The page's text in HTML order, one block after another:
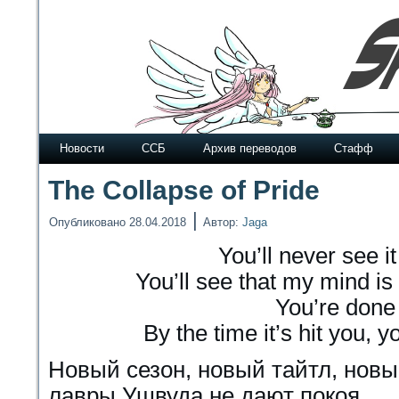
Новости ССБ Архив переводов Стафф
The Collapse of Pride
Опубликовано 28.04.2018 | Автор: Jaga
You’ll never see
You’ll see that my mind
You’re
By the time it’s hit you,
Новый сезон, новый тайтл,